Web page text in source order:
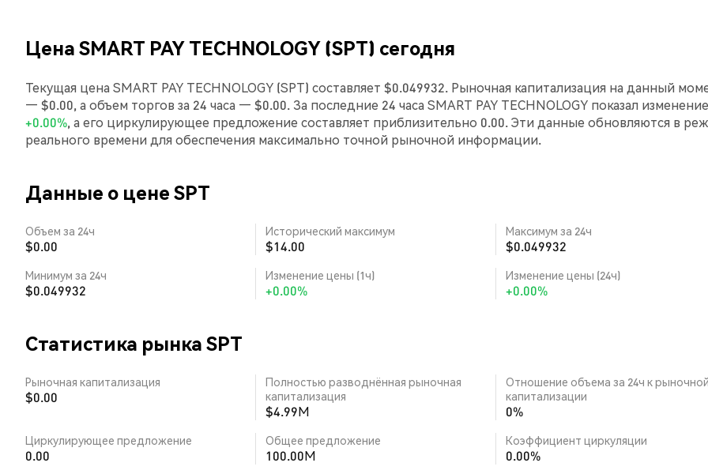
Цена SMART PAY TECHNOLOGY (SPT) сегодня
Текущая цена SMART PAY TECHNOLOGY (SPT) составляет $0.049932. Рыночная капитализация на данный
— $0.00, а объем торгов за 24 часа — $0.00. За последние 24 часа SMART PAY TECHNOLOGY показал
+0.00%, а его циркулирующее предложение составляет приблизительно 0.00. Эти данные обновляются в
реального времени для обеспечения максимально точной рыночной информации.
Данные о цене SPT
Объем за 24ч
$0.00
Исторический максимум
$14.00
Максимум за 24ч
$0.049932
Минимум за 24ч
$0.049932
Изменение цены (1ч)
+0.00%
Изменение цены (24ч)
+0.00%
Статистика рынка SPT
Рыночная капитализация
$0.00
Полностью разводнённая рыночная
капитализация
$4.99M
Отношение объема за 24ч к
капитализации
0%
Циркулирующее предложение
0.00
Общее предложение
100.00M
Коэффициент циркуляции
0.00%